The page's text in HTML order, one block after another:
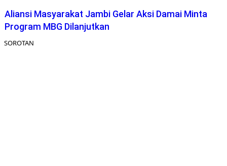
Aliansi Masyarakat Jambi Gelar Aksi Damai Minta
Program MBG Dilanjutkan
SOROTAN